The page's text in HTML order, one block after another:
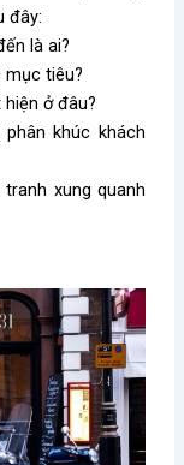
đây:
là ai?
mục tiêu?
ở đâu?
khúc khách
xung quanh